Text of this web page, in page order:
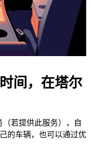
间，在塔尔
若提供此服务），自
的车辆，也可以通过优